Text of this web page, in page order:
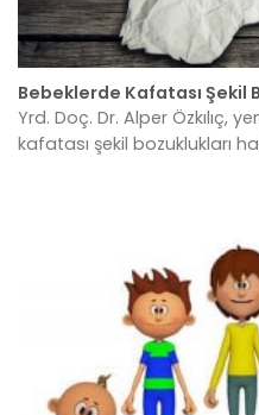
Bebeklerde Kafatası Şekil
Yrd. Doç. Dr. Alper Özkılıç,
kafatası şekil bozuklukları